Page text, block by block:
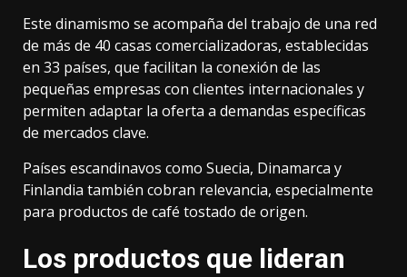
Este dinamismo se acompaña del trabajo de una red
de más de 40 casas comercializadoras, establecidas
en 33 países, que facilitan la conexión de las
pequeñas empresas con clientes internacionales y
permiten adaptar la oferta a demandas específicas
de mercados clave.
Países escandinavos como Suecia, Dinamarca y
Finlandia también cobran relevancia, especialmente
para productos de café tostado de origen.
Los productos que lideran